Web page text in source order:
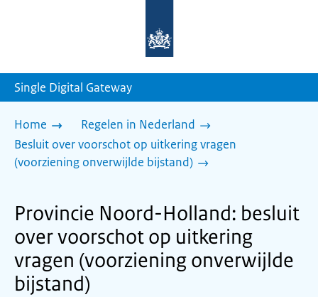
homepage
Single Digital Gateway
Home
Regelen in Nederland
Besluit over voorschot op uitkering vragen
(voorziening onverwijlde bijstand)
Provincie Noord-Holland: besluit
over voorschot op uitkering
vragen (voorziening onverwijlde
bijstand)